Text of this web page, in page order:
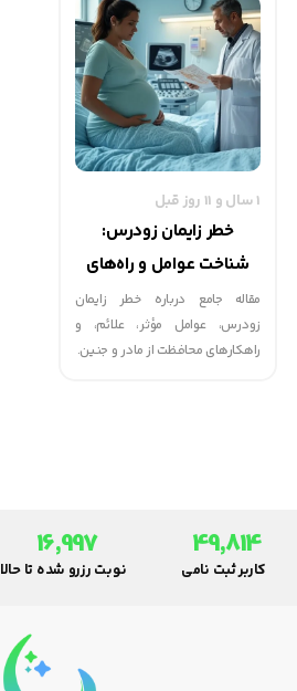
1 سال و 11 روز قبل
خطر زایمان زودرس:
شناخت عوامل و راه‌های
محافظت
مقاله جامع درباره خطر زایمان
زودرس، عوامل مؤثر، علائم، و
راهکارهای محافظت از مادر و جنین.
49,814
کاربر ثبت نامی
16,997
نوبت رزرو شده تا حالا